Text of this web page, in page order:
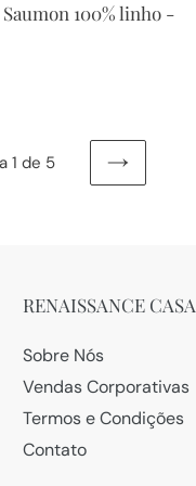
100% linho -
1 de 5
PRÓXIMA
RENAISSANCE CASA
Sobre Nós
Vendas Corporativas
Termos e Condições
Contato